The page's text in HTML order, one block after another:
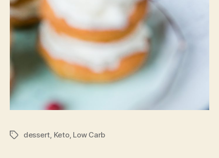
Schlagwörter
dessert, Keto, Low Carb